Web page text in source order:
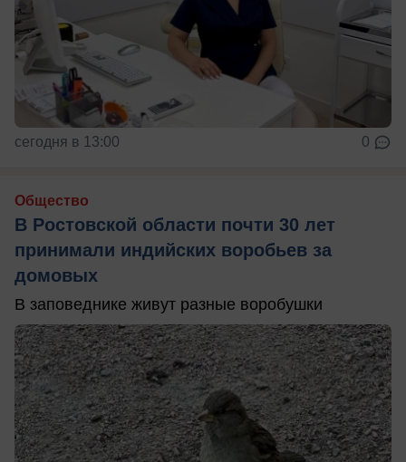
сегодня в 13:00 0
Общество
В Ростовской области почти 30 лет
принимали индийских воробьев за
домовых
В заповеднике живут разные воробушки